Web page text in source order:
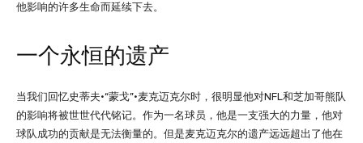
他影响的许多生命而延续下去。
一个永恒的遗产
当我们回忆史蒂夫·“蒙戈”·麦克迈克尔时，很明显他对NFL和芝加哥熊队
的影响将被世世代代铭记。作为一名球员，他是一支强大的力量，他对
球队成功的贡献是无法衡量的。但是麦克迈克尔的遗产远远超出了他在